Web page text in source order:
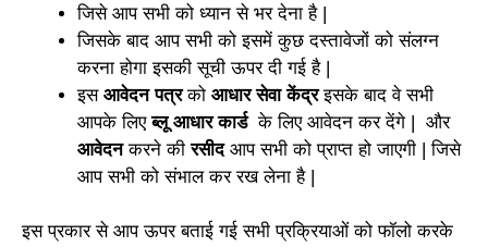
जिसे आप सभी को ध्यान से भर देना है |
जिसके बाद आप सभी को इसमें कुछ दस्तावेजों को संलग्न
करना होगा इसकी सूची ऊपर दी गई है |
इस आवेदन पत्रको आधार सेवा केंद्रइसके बाद वे सभी
आपके लिएब्लू आधार कार्डके लिए आवेदन कर देंगे | और
आवेदनकरने कीरसीद आप सभी को प्राप्त हो जाएगी | जिसे
आप सभी को संभाल कर रख लेना है |
इस प्रकार से आप ऊपर बताई गई सभी प्रक्रियाओं को फॉलो करके